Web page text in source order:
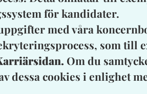
för kandidater.
med våra
som till
Om du
dessa cookies i